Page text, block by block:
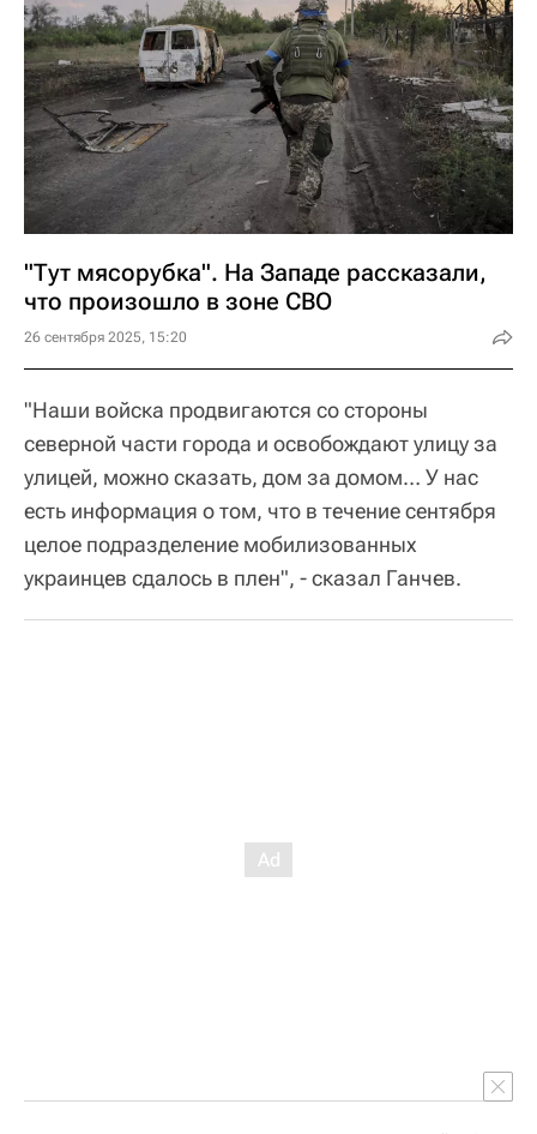
"Тут мясорубка". На Западе рассказали,
что произошло в зоне СВО
26 сентября 2025, 15:20
"Наши войска продвигаются со стороны
северной части города и освобождают улицу за
улицей, можно сказать, дом за домом… У нас
есть информация о том, что в течение сентября
целое подразделение мобилизованных
украинцев сдалось в плен", - сказал Ганчев.